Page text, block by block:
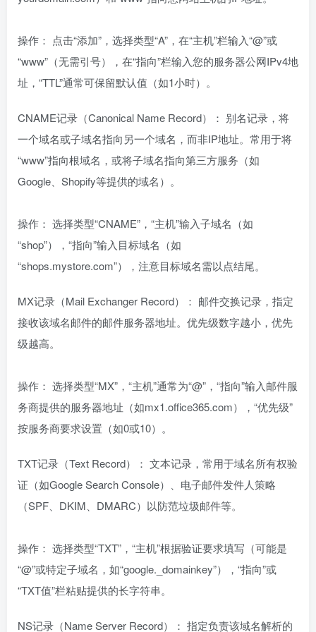
操作： 点击“添加”，选择类型“A”，在“主机”栏输入“@”或
“www”（无需引号），在“指向”栏输入您的服务器公网IPv4地
址，“TTL”通常可保留默认值（如1小时）。
CNAME记录（Canonical Name Record）： 别名记录，将
一个域名或子域名指向另一个域名，而非IP地址。常用于将
“www”指向根域名，或将子域名指向第三方服务（如
Google、Shopify等提供的域名）。
操作： 选择类型“CNAME”，“主机”输入子域名（如
“shop”），“指向”输入目标域名（如
“shops.mystore.com”），注意目标域名需以点结尾。
MX记录（Mail Exchanger Record）： 邮件交换记录，指定
接收该域名邮件的邮件服务器地址。优先级数字越小，优先
级越高。
操作： 选择类型“MX”，“主机”通常为“@”，“指向”输入邮件服
务商提供的服务器地址（如mx1.office365.com），“优先级”
按服务商要求设置（如0或10）。
TXT记录（Text Record）： 文本记录，常用于域名所有权验
证（如Google Search Console）、电子邮件发件人策略
（SPF、DKIM、DMARC）以防范垃圾邮件等。
操作： 选择类型“TXT”，“主机”根据验证要求填写（可能是
“@”或特定子域名，如“google._domainkey”），“指向”或
“TXT值”栏粘贴提供的长字符串。
NS记录（Name Server Record）： 指定负责该域名解析的